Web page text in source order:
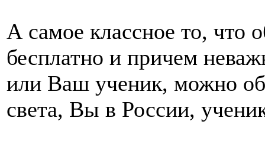
А самое классное то, что
бесплатно и причем
или Ваш ученик, можно
света, Вы в России,